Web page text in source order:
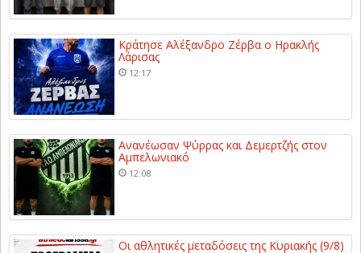
Κράτησε Αλέξανδρο Ζέρβα ο Ηρακλής
Λάρισας
12:17
Ανανέωσαν Ψύρρας και Δεμερτζής στον
Αμπελωνιακό
12:08
Οι αθλητικές μεταδόσεις της Κυριακής (9/8)